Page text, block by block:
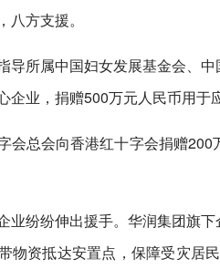
八方支援。
导所属中国妇女发展基金会、
企业，捐赠500万元人民币用于
会总会向香港红十字会捐赠
业纷纷伸出援手。华润集团旗
物资抵达安置点，保障受灾居